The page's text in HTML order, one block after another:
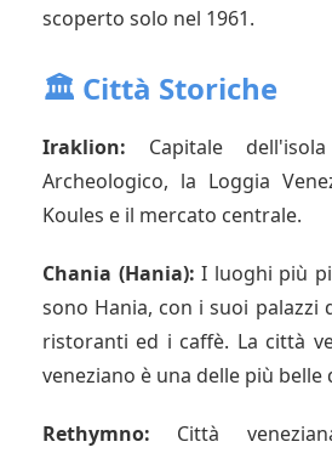
scoperto solo nel 1961.
🏛️ Città Storiche
Iraklion: Capitale
Archeologico, la Loggia
Koules e il mercato centrale.
Chania (Hania): I luoghi più
sono Hania, con i suoi palazzi
ristoranti ed i caffè. La città
veneziano è una delle più
Rethymno: Città